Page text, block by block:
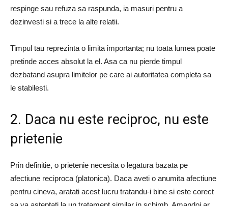
respinge sau refuza sa raspunda, ia masuri pentru a
dezinvesti si a trece la alte relatii.
Timpul tau reprezinta o limita importanta; nu toata lumea poate
pretinde acces absolut la el. Asa ca nu pierde timpul
dezbatand asupra limitelor pe care ai autoritatea completa sa
le stabilesti.
2. Daca nu este reciproc, nu este
prietenie
Prin definitie, o prietenie necesita o legatura bazata pe
afectiune reciproca (platonica). Daca aveti o anumita afectiune
pentru cineva, aratati acest lucru tratandu-i bine si este corect